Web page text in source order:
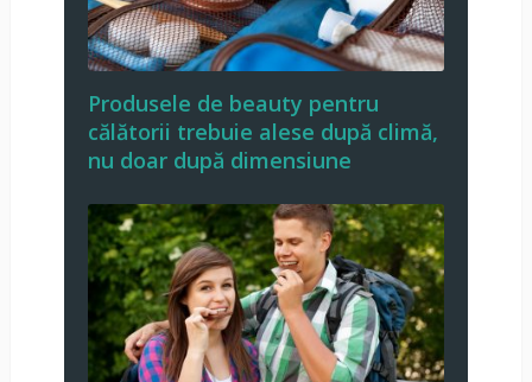
Produsele de beauty pentru
călătorii trebuie alese după climă,
nu doar după dimensiune